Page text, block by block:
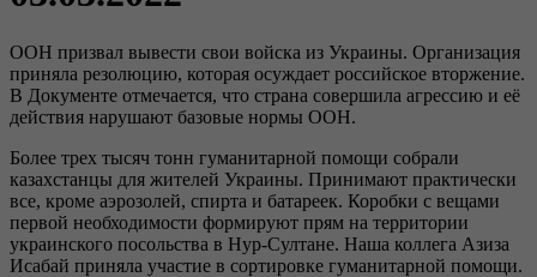
ООН призвал вывести свои войска из Украины. Организация
приняла резолюцию, которая осуждает российское вторжение.
В Документе отмечается, что страна совершила агрессию и её
действия нарушают базовые нормы ООН.
Более трех тысяч тонн гуманитарной помощи собрали
казахстанцы для жителей Украины. Принимают практически
все, кроме аэрозолей, спирта и батареек. Коробки с вещами
первой необходимости формируют прям на территории
украинского посольства в Нур-Султане. Наша коллега Азиза
Исабай приняла участие в сортировке гуманитарной помощи.